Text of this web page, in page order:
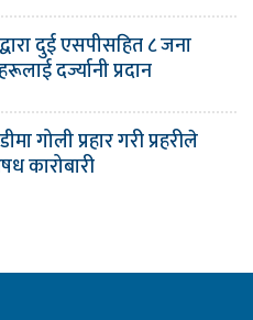
दुई एसपीसहित ८ जना
दर्ज्यानी प्रदान
गोली प्रहार गरी प्रहरीले
कारोबारी